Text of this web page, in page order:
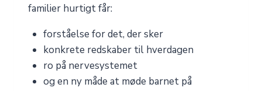
familier hurtigt får:
forståelse for det, der sker
konkrete redskaber til hverdagen
ro på nervesystemet
og en ny måde at møde barnet på